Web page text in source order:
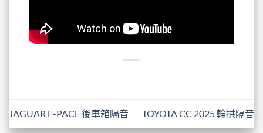
JAGUAR E-PACE 後車箱隔音 TOYOTA CC 2025 輪拱隔音